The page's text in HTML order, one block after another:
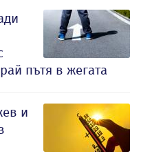
пътя в жегата
и